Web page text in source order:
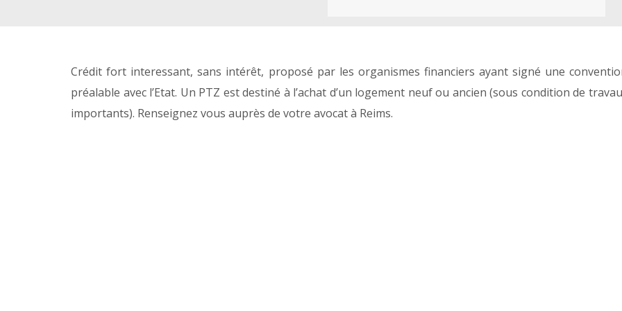
Crédit fort interessant, sans intérêt, proposé par les organismes financiers ayant signé une
préalable avec l’Etat. Un PTZ est destiné à l’achat d’un logement neuf ou ancien (sous condition de
importants). Renseignez vous auprès de votre avocat à Reims.